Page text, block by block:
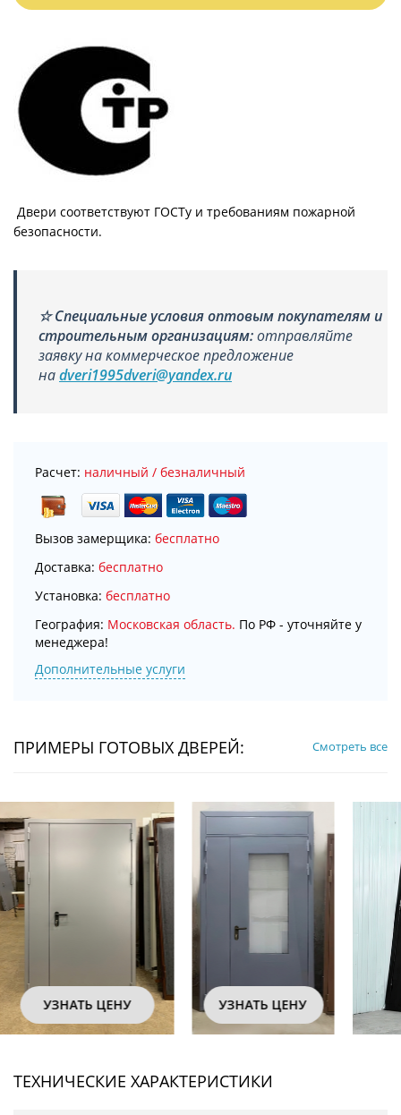
Двери соответствуют ГОСТу и требованиям пожарной
безопасности.
☆Специальные условия оптовым покупателям и
строительным организациям:отправляйте
заявку на коммерческое предложение
наdveri1995dveri@yandex.ru
Расчет: наличный / безналичный
Вызов замерщика: бесплатно
Доставка: бесплатно
Установка: бесплатно
География: Московская область. По РФ - уточняйте у
менеджера!
Дополнительные услуги
ПРИМЕРЫ ГОТОВЫХ ДВЕРЕЙ: Смотреть все
УЗНАТЬ ЦЕНУ УЗНАТЬ ЦЕНУ
ТЕХНИЧЕСКИЕ ХАРАКТЕРИСТИКИ